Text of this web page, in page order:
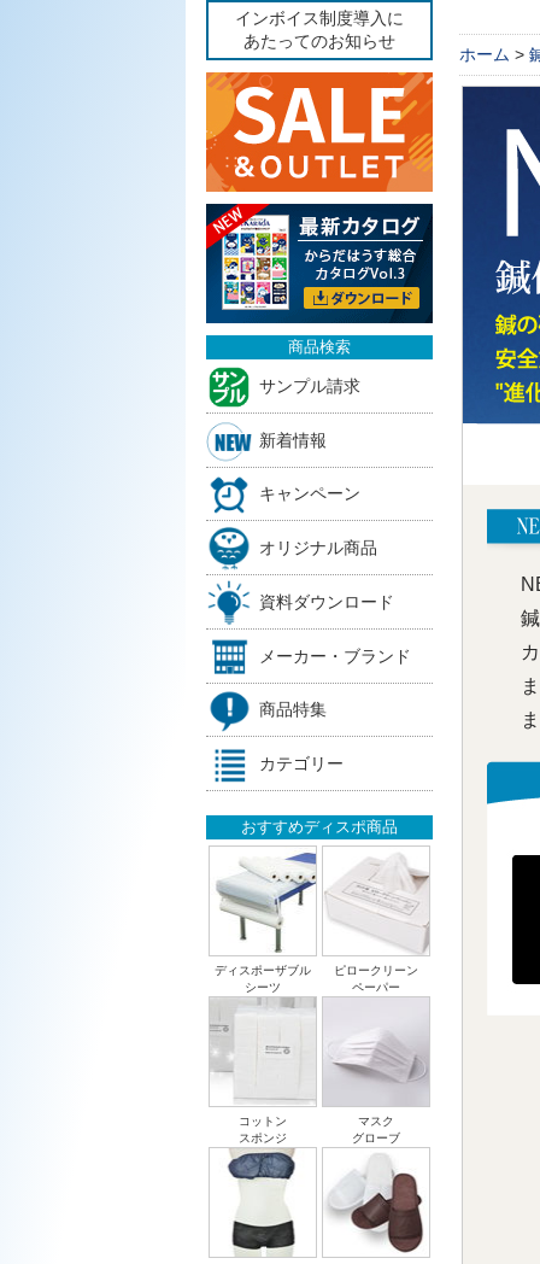
インボイス制度導入に
あたってのお知らせ
商品検索
サンプル請求
新着情報
キャンペーン
オリジナル商品
資料ダウンロード
メーカー・ブランド
商品特集
カテゴリー
おすすめディスポ商品
ディスポーザブル
シーツ
ピロークリーン
ペーパー
コットン
スポンジ
マスク
グローブ
ホーム >